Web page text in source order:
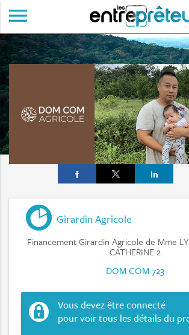
menu
Girardin Agricole
Financement Girardin Agricole de Mme
CATHERINE 2
DOM COM 723
Vous devez être connecté
pour voir tous les détails du